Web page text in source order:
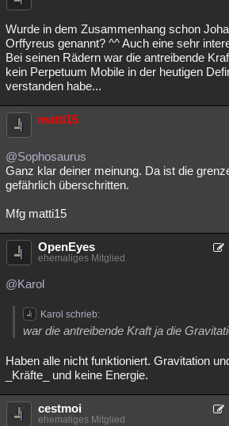
Wurde in dem Zusammenhang schon
Orffyreus genannt? ^^ Auch eine sehr
Bei seinen Rädern war die antreibende
kein Perpetuum Mobile in der heutigen
verstanden habe...
matti15
@Sophosaurus
Ganz klar deiner meinung. Da ist die
gefährlich überschritten.
Mfg matti15
OpenEyes
ehemaliges Mitglied
@Karol
Karol schrieb:
war die antreibende Kraft ja die
Haben alle nicht funktioniert. Gravitation
_Kräfte_ und keine Energie.
cestmoi
ehemaliges Mitglied